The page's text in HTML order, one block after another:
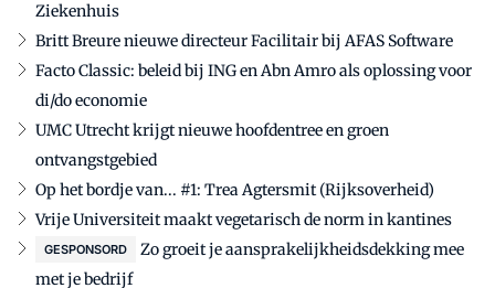
Ziekenhuis
Britt Breure nieuwe directeur Facilitair bij AFAS Software
Facto Classic: beleid bij ING en Abn Amro als oplossing voor
di/do economie
UMC Utrecht krijgt nieuwe hoofdentree en groen
ontvangstgebied
Op het bordje van... #1: Trea Agtersmit (Rijksoverheid)
Vrije Universiteit maakt vegetarisch de norm in kantines
GESPONSORD
Zo groeit je aansprakelijkheidsdekking mee
met je bedrijf